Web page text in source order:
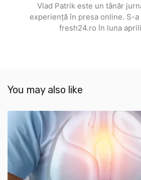
Vlad Patrik este un tânăr
experiență în presa online. S-
fresh24.ro în luna
You may also like